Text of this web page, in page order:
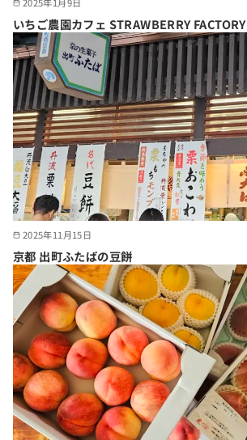
いちご農園カフェ STRAWBERRY FACTORY
2025年11月15日
京都 出町ふたばの豆餅